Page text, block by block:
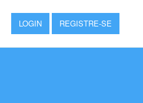
LOGIN REGISTRE-SE